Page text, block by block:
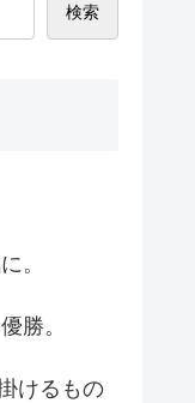
検索
。
勝。
けるもの